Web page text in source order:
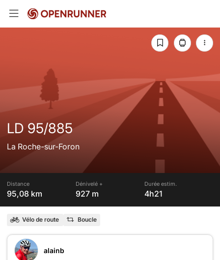
LD 95/885
La Roche-sur-Foron
Distance
95,08 km
Dénivelé +
927 m
Durée estim.
4h21
Vélo de route Boucle
alainb